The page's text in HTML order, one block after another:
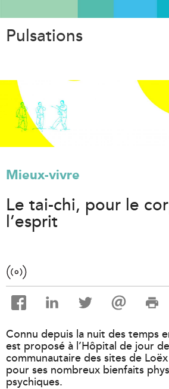
Pulsations
Mieux-vivre
Le tai-chi, pour le
l’esprit
Connu depuis la nuit des temps
est proposé à l’Hôpital de jour
communautaire des sites de
pour ses nombreux bienfaits
psychiques.